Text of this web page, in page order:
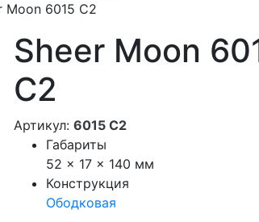
Moon 6015 С2
Sheer Moon
С2
Артикул: 6015 С2
Габариты
52 × 17 × 140 мм
Конструкция
Ободковая